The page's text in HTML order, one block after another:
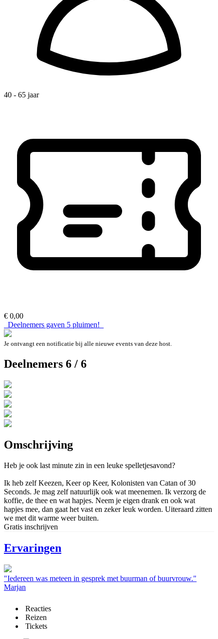
40 - 65 jaar
€ 0,00
Deelnemers gaven 5 pluimen!
Je ontvangt een notificatie bij alle nieuwe events van deze host.
Deelnemers 6 / 6
Omschrijving
Heb je ook last minute zin in een leuke spelletjesavond?
Ik heb zelf Keezen, Keer op Keer, Kolonisten van Catan of 30
Seconds. Je mag zelf natuurlijk ook wat meenemen. Ik verzorg de
koffie, de thee en wat hapjes. Neem je eigen drank en ook wat
hapjes mee, dan gaat het vast en zeker leuk worden. Uiteraard zitten
we met dit warme weer buiten.
Gratis inschrijven
Ervaringen
"Iedereen was meteen in gesprek met buurman of buurvrouw."
Marjan
Reacties
Reizen
Tickets